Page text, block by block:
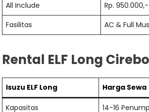
All Include
Rp.
Fasilitas
AC & Full
Rental ELF Long
Isuzu ELF Long Harga Sewa
Kapasitas
14-16